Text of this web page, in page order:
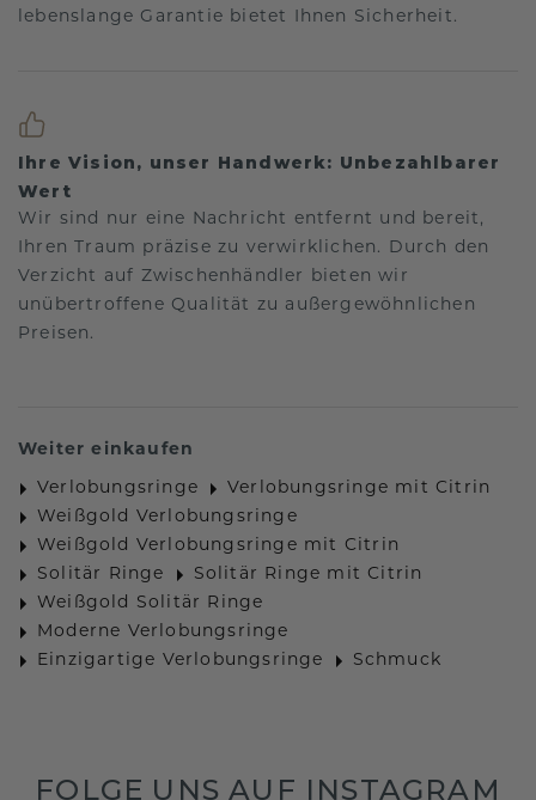
lebenslange Garantie bietet Ihnen Sicherheit.
Ihre Vision, unser Handwerk: Unbezahlbarer
Wert
Wir sind nur eine Nachricht entfernt und bereit,
Ihren Traum präzise zu verwirklichen. Durch den
Verzicht auf Zwischenhändler bieten wir
unübertroffene Qualität zu außergewöhnlichen
Preisen.
Weiter einkaufen
Verlobungsringe
Verlobungsringe mit Citrin
Weißgold Verlobungsringe
Weißgold Verlobungsringe mit Citrin
Solitär Ringe
Solitär Ringe mit Citrin
Weißgold Solitär Ringe
Moderne Verlobungsringe
Einzigartige Verlobungsringe
Schmuck
FOLGE UNS AUF INSTAGRAM